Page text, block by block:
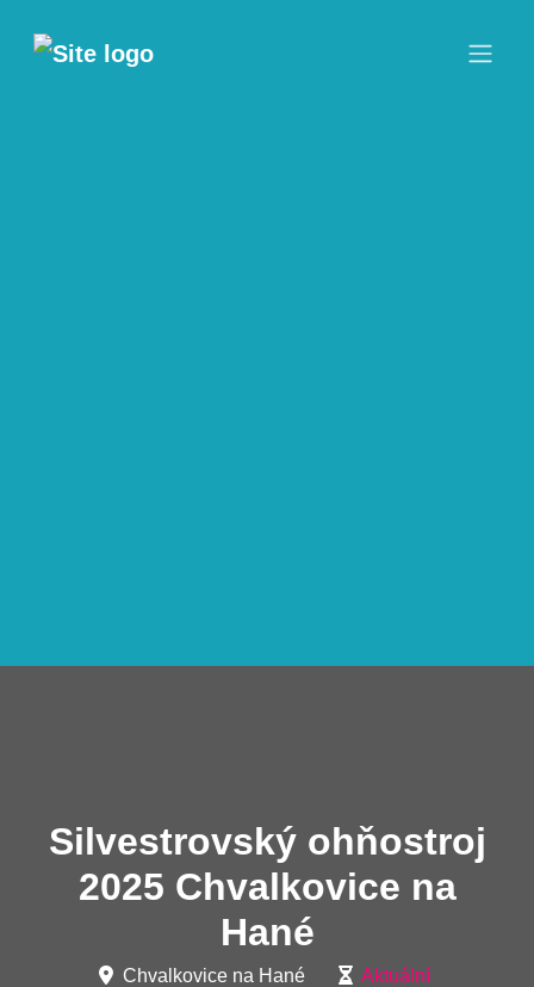
Silvestrovský ohňostroj
2025 Chvalkovice na
Hané
Chvalkovice na Hané Aktuální